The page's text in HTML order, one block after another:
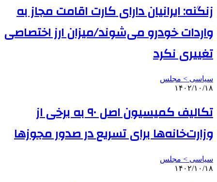
زنگنه: ایرانیان دارای کارت اقامت مجاز به
واردات خودرو می‌شوند/میزان ارز اختصاصی
تغییری نکرد
سیاسی > مجلس
۱۴۰۲/۱۰/۱۸
تکالیف کمیسیون اصل ۹۰ به برخی از
وزارت‌خانه‌ها برای تسریع در صدور مجوزها
سیاسی > مجلس
۱۴۰۲/۱۰/۱۸